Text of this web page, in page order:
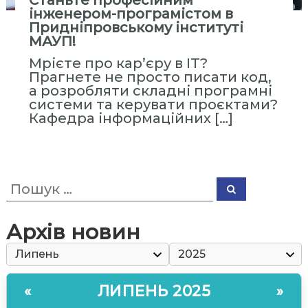
с
т
и
у
т
«
М
р
е
о
н
інженером-програмістом в
Придніпровському інституті
МАУП!
Мрієте про кар’єру в IT?
Прагнете не просто писати код,
а розробляти складні програмні
системи та керувати проєктами?
Кафедра інформаційних […]
П
о
у
к
П
о
Архів новин
« ЛИПЕНЬ 2025 »